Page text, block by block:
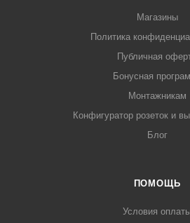
Магазины
Политика
Публичная
Бонусная
Монтажникам
Конфигуратор розеток и
Блог
ПОМОЩЬ
Условия